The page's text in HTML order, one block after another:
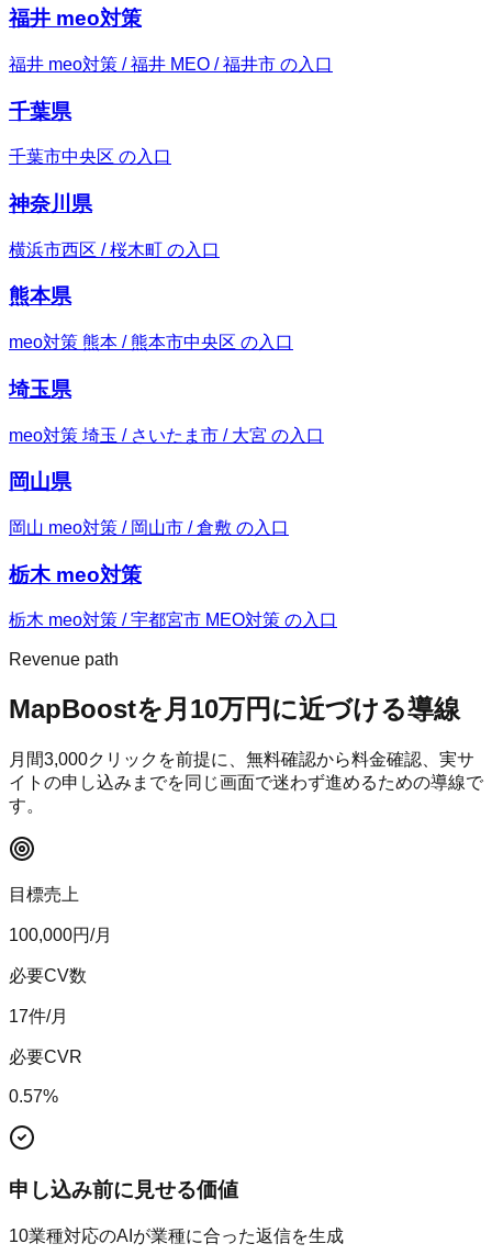
福井 meo対策
福井 meo対策 / 福井 MEO / 福井市 の入口
千葉県
千葉市中央区 の入口
神奈川県
横浜市西区 / 桜木町 の入口
熊本県
meo対策 熊本 / 熊本市中央区 の入口
埼玉県
meo対策 埼玉 / さいたま市 / 大宮 の入口
岡山県
岡山 meo対策 / 岡山市 / 倉敷 の入口
栃木 meo対策
栃木 meo対策 / 宇都宮市 MEO対策 の入口
Revenue path
MapBoostを月10万円に近づける導線
月間3,000クリックを前提に、無料確認から料金確認、実サ
イトの申し込みまでを同じ画面で迷わず進めるための導線で
す。
目標売上
100,000円/月
必要CV数
17件/月
必要CVR
0.57%
申し込み前に見せる価値
10業種対応のAIが業種に合った返信を生成